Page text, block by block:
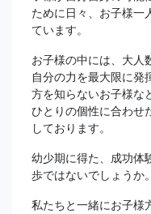
ために日々、お子様一
ています。
お子様の中には、大人
自分の力を最大限に発
方を知らないお子様な
ひとりの個性に合わせ
しております。
幼少期に得た、成功体
歩ではないでしょうか。
私たちと一緒にお子様